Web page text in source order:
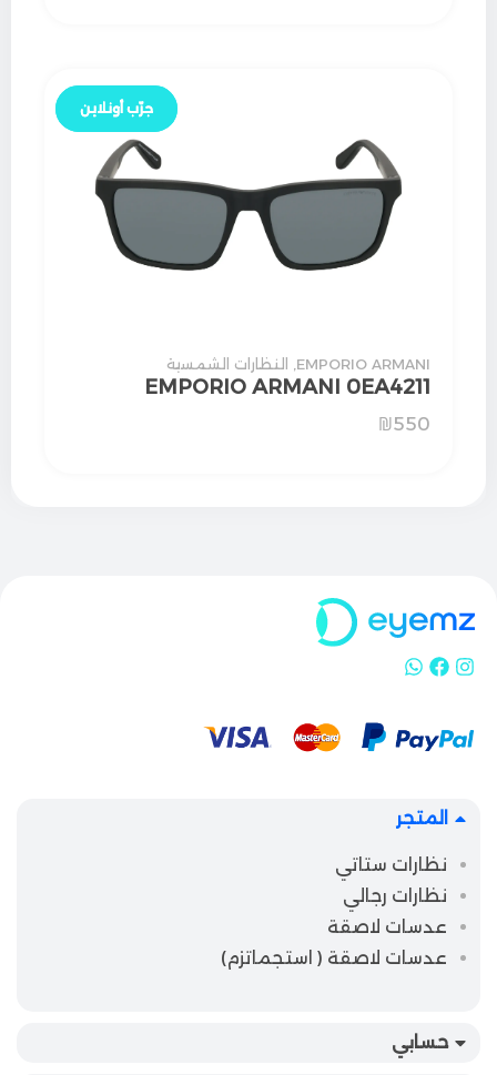
EMPORIO ARMANI النظارات الشمسية
EMPORIO ARMANI 0EA4211
₪550
جرّب أونلاين
جرّب أونلاين
المتجر
نظارات ستاتي
نظارات رجالي
عدسات لاصقة
عدسات لاصقة ( استجماتزم)
حسابي